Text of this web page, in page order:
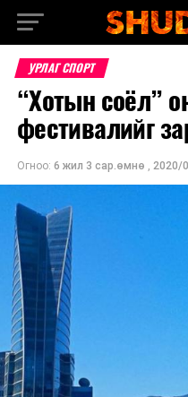
УРЛАГ СПОРТ
“Хотын соёл”
фестивалийг
Огноо: 6 жил 3 сар.өмнө , 2020/